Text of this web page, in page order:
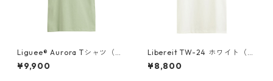
Liguee®️ Aurora Tシャツ（胸
ロゴ刺繍&バックプリント）
¥9,900
Libereit TW-24 ホワイト（刺
繍）
¥8,800